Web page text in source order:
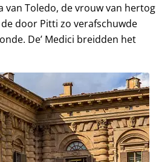
Toledo, de vrouw van hertog
de door Pitti zo verafschuwde
De’ Medici breidden het